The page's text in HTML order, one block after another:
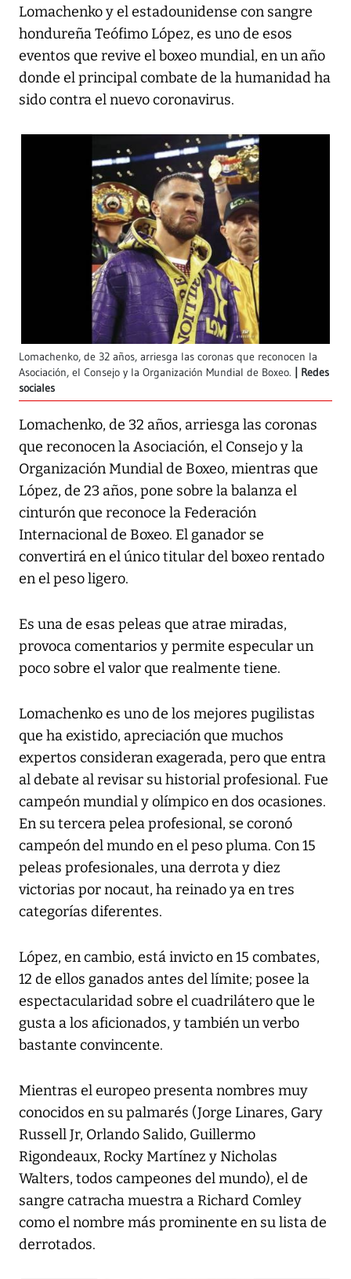
Lomachenko y el estadounidense con sangre
hondureña Teófimo López, es uno de esos
eventos que revive el boxeo mundial, en un año
donde el principal combate de la humanidad ha
sido contra el nuevo coronavirus.
Lomachenko, de 32 años, arriesga las coronas que reconocen la
Asociación, el Consejo y la Organización Mundial de Boxeo.
Redes
sociales
Lomachenko, de 32 años, arriesga las coronas
que reconocen la Asociación, el Consejo y la
Organización Mundial de Boxeo, mientras que
López, de 23 años, pone sobre la balanza el
cinturón que reconoce la Federación
Internacional de Boxeo. El ganador se
convertirá en el único titular del boxeo rentado
en el peso ligero.
Es una de esas peleas que atrae miradas,
provoca comentarios y permite especular un
poco sobre el valor que realmente tiene.
Lomachenko es uno de los mejores pugilistas
que ha existido, apreciación que muchos
expertos consideran exagerada, pero que entra
al debate al revisar su historial profesional. Fue
campeón mundial y olímpico en dos ocasiones.
En su tercera pelea profesional, se coronó
campeón del mundo en el peso pluma. Con 15
peleas profesionales, una derrota y diez
victorias por nocaut, ha reinado ya en tres
categorías diferentes.
López, en cambio, está invicto en 15 combates,
12 de ellos ganados antes del límite; posee la
espectacularidad sobre el cuadrilátero que le
gusta a los aficionados, y también un verbo
bastante convincente.
Mientras el europeo presenta nombres muy
conocidos en su palmarés (Jorge Linares, Gary
Russell Jr, Orlando Salido, Guillermo
Rigondeaux, Rocky Martínez y Nicholas
Walters, todos campeones del mundo), el de
sangre catracha muestra a Richard Comley
como el nombre más prominente en su lista de
derrotados.